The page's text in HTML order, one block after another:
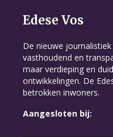
Edese Vos
De nieuwe
vasthoudend en
maar verdieping en
ontwikkelingen. De
betrokken inwoners.
Aangesloten bij: